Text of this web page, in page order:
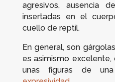
agresivos, ausencia
insertadas en el
cuello de reptil.
En general, son
es asimismo
unas figuras de